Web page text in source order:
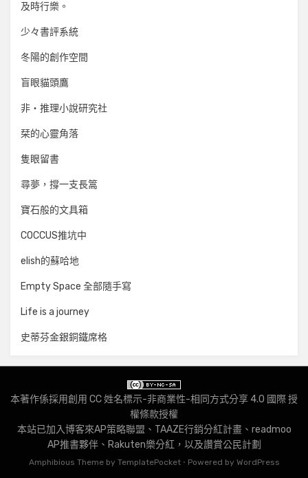
及時行樂。
少々書評系統
冬陽的創作空間
盲眼貓頭鷹
非‧推理小說研究社
栞的心靈角落
隻眼留書
尋夢，撐一支長篙
寶石般的文具箱
COCCUS推坑中
elish的蘇哈地
Empty Space 全部隨手寫
Life is a journey
史蒂芬金銀銅鐵席格
本著作係採用創用 CC 姓名標示-非商業性-相同方式分享 4.0 國際 授
權條款授權
本站已加入博客來AP策略聯盟 、 TAAZE行銷分紅計畫、 readmoo
AP推書夥伴、 Rakuten樂分紅，以及讚賞公民計劃
Amphibious Theme by TemplatePocket ⋅ Powered by WordPress